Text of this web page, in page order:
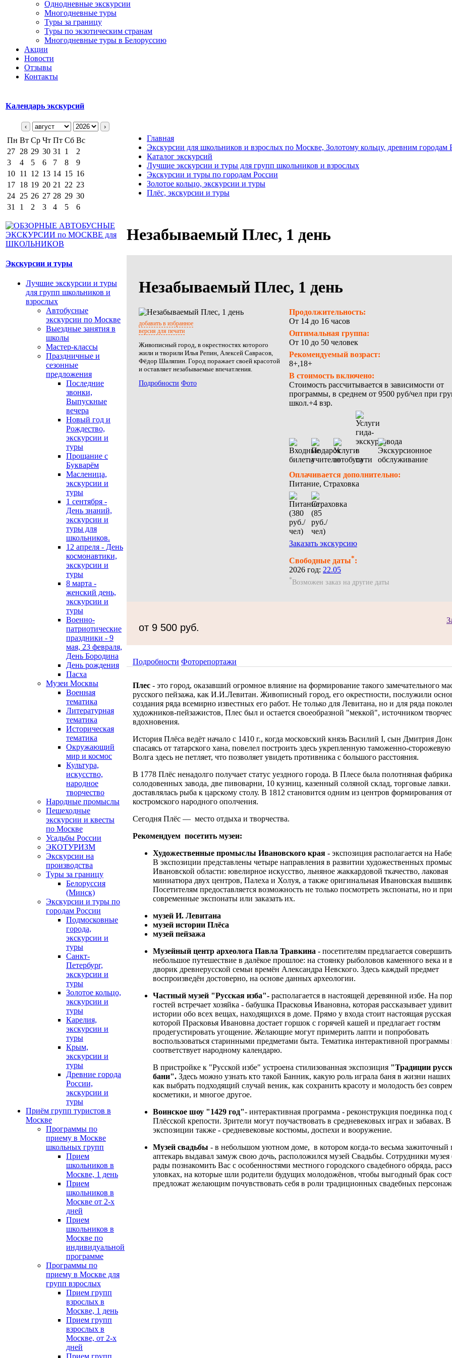
Однодневные экскурсии
Многодневные туры
Туры за границу
Туры по экзотическим странам
Многодневные туры в Белоруссию
Акции
Новости
Отзывы
Контакты
Календарь экскурсий
‹ ›
Пн Вт Ср Чт Пт Сб Вс
27 28 29 30 31 1
2
3
4 5 6 7 8
9
10 11 12 13 14 15 16
17 18 19 20 21 22 23
24 25 26 27 28 29 30
31
1 2 3 4 5 6
Экскурсии и туры
Лучшие экскурсии и туры
для групп школьников и
взрослых
Автобусные
экскурсии по Москве
Выездные занятия в
школы
Мастер-классы
Праздничные и
сезонные
предложения
Последние
звонки,
Выпускные
вечера
Новый год и
Рождество,
экскурсии и
туры
Прощание с
Букварём
Масленица,
экскурсии и
туры
1 сентября -
День знаний,
экскурсии и
туры для
школьников.
12 апреля - День
космонавтики,
экскурсии и
туры
8 марта -
женский день,
экскурсии и
туры
Военно-
патриотические
праздники - 9
мая, 23 февраля,
День Бородина
День рождения
Пасха
Музеи Москвы
Военная
тематика
Литературная
тематика
Историческая
тематика
Окружающий
мир и космос
Культура,
искусство,
народное
творчество
Народные промыслы
Пешеходные
экскурсии и квесты
по Москве
Усадьбы России
ЭКОТУРИЗМ
Экскурсии на
производства
Туры за границу
Белоруссия
(Минск)
Экскурсии и туры по
городам России
Подмосковные
города,
экскурсии и
туры
Санкт-
Петербург,
экскурсии и
туры
Золотое кольцо,
экскурсии и
туры
Карелия,
экскурсии и
туры
Крым,
экскурсии и
туры
Древние города
России,
экскурсии и
туры
Приём групп туристов в
Москве
Программы по
приему в Москве
школьных групп
Прием
школьников в
Москве, 1 день
Прием
школьников в
Москве от 2-х
дней
Прием
школьников в
Москве по
индивидуальной
программе
Программы по
приему в Москве для
групп взрослых
Прием групп
взрослых в
Москве, 1 день
Прием групп
взрослых в
Москве, от 2-х
дней
Прием групп
Главная
Экскурсии для школьников и взрослых по Москве, Золотому кольцу, древним городам
Каталог экскурсий
Лучшие экскурсии и туры для групп школьников и взрослых
Экскурсии и туры по городам России
Золотое кольцо, экскурсии и туры
Плёс, экскурсии и туры
Незабываемый Плес, 1 день
Незабываемый Плес, 1 день
добавить в избранное
версия для печати
Живописный город, в окрестностях которого
жили и творили Илья Репин, Алексей Саврасов,
Фёдор Шаляпин. Город поражает своей красотой
и оставляет незабываемые впечатления.
Подробности Фото
Продолжительность:
От 14 до 16 часов
Оптимальная группа:
От 10 до 50 человек
Рекомендуемый возраст:
8+,18+
В стоимость включено:
Стоимость рассчитывается в зависимости от
программы, в среднем от 9500 руб/чел при
школ.+4 взр.
Оплачивается дополнительно:
Питание, Страховка
Заказать экскурсию
Свободные даты*:
2026 год: 22.05
*Возможен заказ на другие даты
от 9 500 руб.
Подробности Фоторепортажи
Плес - это город, оказавший огромное влияние на формирование такого замечательного
русского пейзажа, как И.И.Левитан. Живописный город, его окрестности, послужили
создания ряда всемирно известных его работ. Не только для Левитана, но и для ряда
художников-пейзажистов, Плес был и остается своеобразной "меккой", источником
вдохновения.
История Плёса ведёт начало с 1410 г., когда московский князь Василий I, сын Дмитрия
спасаясь от татарского хана, повелел построить здесь укрепленную таможенно-сторожевую
Волга здесь не петляет, что позволяет увидеть противника с большого расстояния.
В 1778 Плёс ненадолго получает статус уездного города. В Плесе была полотняная
солодовенных завода, две пивоварни, 10 кузниц, казенный соляной склад, торговые
доставлялась рыба к царскому столу. В 1812 становится одним из центров формирования
костромского народного ополчения.
Сегодня Плёс — место отдыха и творчества.
Рекомендуем посетить музеи:
Художественные промыслы Ивановского края - экспозиция располагается на
В экспозиции представлены четыре направления в развитии художественных
Ивановской области: ювелирное искусство, льняное жаккардовой ткачество, лаковая
миниатюра двух центров, Палеха и Холуя, а также оригинальная Ивановская
Посетителям предоставляется возможность не только посмотреть экспонаты, но и
современные экспонаты или заказать их.
музей И. Левитана
музей истории Плёса
музей пейзажа
Музейный центр археолога Павла Травкина - посетителям предлагается совершить
небольшое путешествие в далёкое прошлое: на стоянку рыболовов каменного века и
дворик древнерусской семьи времён Александра Невского. Здесь каждый предмет
воспроизведён достоверно, на основе данных археологии.
Частный музей "Русская изба"- располагается в настоящей деревянной избе. На
гостей встречает хозяйка - бабушка Прасковья Ивановна, которая рассказывает
истории обо всех вещах, находящихся в доме. Прямо у входа стоит настоящая
которой Прасковья Ивановна достает горшок с горячей кашей и предлагает гостям
продегустировать угощение. Желающие могут примерить лапти и попробовать
воспользоваться старинными предметами быта. Тематика интерактивной программы
соответствует народному календарю.
В пристройке к "Русской избе" устроена стилизованная экспозиция "Традиции
бани". Здесь можно узнать кто такой Банник, какую роль играла баня в жизни наших
как выбрать подходящий случай веник, как сохранить красоту и молодость без
косметики, и многое другое.
Воинское шоу "1429 год"- интерактивная программа - реконструкция поединка под
Плёсской крепости. Зрители могут поучаствовать в средневековых играх и забавах. В
экспозиции также - средневековые костюмы, доспехи и вооружение.
Музей свадьбы - в небольшом уютном доме, в котором когда-то весьма зажиточный
аптекарь выдавал замуж свою дочь, расположился музей Свадьбы. Сотрудники музея
рады познакомить Вас с особенностями местного городского свадебного обряда,
уловках, на которые шли родители будущих молодожёнов, чтобы выгодный брак
предложат желающим почувствовать себя в роли традиционных свадебных